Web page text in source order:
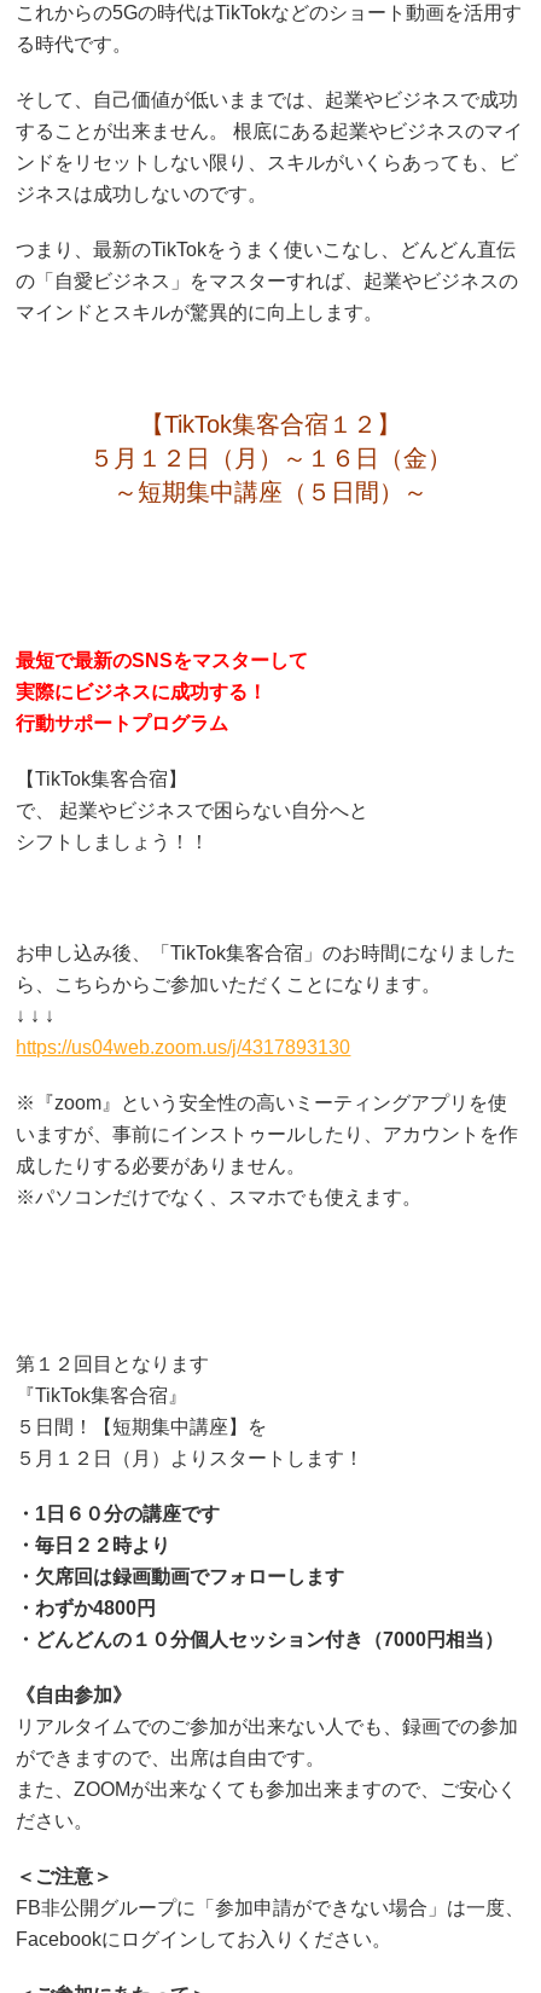
これからの5Gの時代はTikTokなどのショート動画を活用す
る時代です。
そして、自己価値が低いままでは、起業やビジネスで成功
することが出来ません。 根底にある起業やビジネスのマイ
ンドをリセットしない限り、スキルがいくらあっても、ビ
ジネスは成功しないのです。
つまり、最新のTikTokをうまく使いこなし、どんどん直伝
の「自愛ビジネス」をマスターすれば、起業やビジネスの
マインドとスキルが驚異的に向上します。
【TikTok集客合宿１２】
５月１２日（月）～１６日（金）
～短期集中講座（５日間）～
最短で最新のSNSをマスターして
実際にビジネスに成功する！
行動サポートプログラム
【TikTok集客合宿】
で、 起業やビジネスで困らない自分へと
シフトしましょう！！
お申し込み後、「TikTok集客合宿」のお時間になりました
ら、こちらからご参加いただくことになります。
↓ ↓ ↓
https://us04web.zoom.us/j/4317893130
※『zoom』という安全性の高いミーティングアプリを使
いますが、事前にインストゥールしたり、アカウントを作
成したりする必要がありません。
※パソコンだけでなく、スマホでも使えます。
第１２回目となります
『TikTok集客合宿』
５日間！【短期集中講座】を
５月１２日（月）よりスタートします！
・1日６０分の講座です
・毎日２２時より
・欠席回は録画動画でフォローします
・わずか4800円
・どんどんの１０分個人セッション付き（7000円相当）
《自由参加》
リアルタイムでのご参加が出来ない人でも、録画での参加
ができますので、出席は自由です。
また、ZOOMが出来なくても参加出来ますので、ご安心く
ださい。
＜ご注意＞
FB非公開グループに「参加申請ができない場合」は一度、
Facebookにログインしてお入りください。